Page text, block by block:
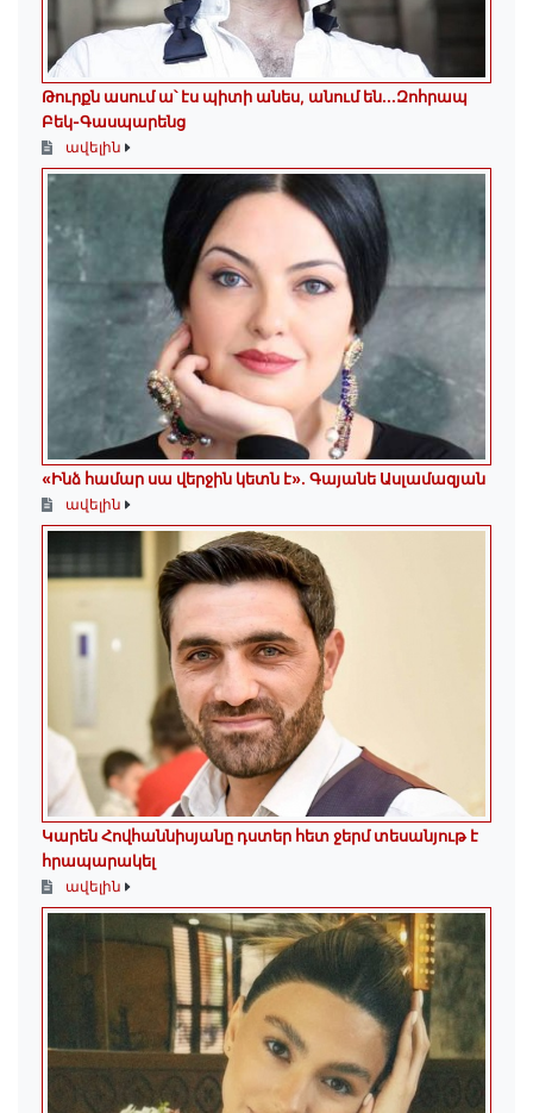
Թուրքն ասում ա՝ էս պիտի անես, անում են․․․Զոհրապ
Բեկ-Գասպարենց
ավելին
«Ինձ համար սա վերջին կետն է»․ Գայանե Ասլամազյան
ավելին
Կարեն Հովհաննիսյանը դստեր հետ ջերմ տեսանյութ է
հրապարակել
ավելին